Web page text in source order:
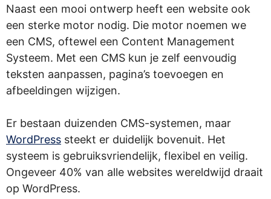
Naast een mooi ontwerp heeft een website ook
een sterke motor nodig. Die motor noemen we
een CMS, oftewel een Content Management
Systeem. Met een CMS kun je zelf eenvoudig
teksten aanpassen, pagina’s toevoegen en
afbeeldingen wijzigen.
Er bestaan duizenden CMS-systemen, maar
WordPress steekt er duidelijk bovenuit. Het
systeem is gebruiksvriendelijk, flexibel en veilig.
Ongeveer 40% van alle websites wereldwijd draait
op WordPress.